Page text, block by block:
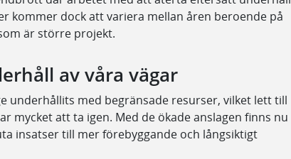
kommer dock att variera mellan åren beroende på
är större projekt.
av våra vägar
underhållits med begränsade resurser, vilket lett till
mycket att ta igen. Med de ökade anslagen finns nu
insatser till mer förebyggande och långsiktigt